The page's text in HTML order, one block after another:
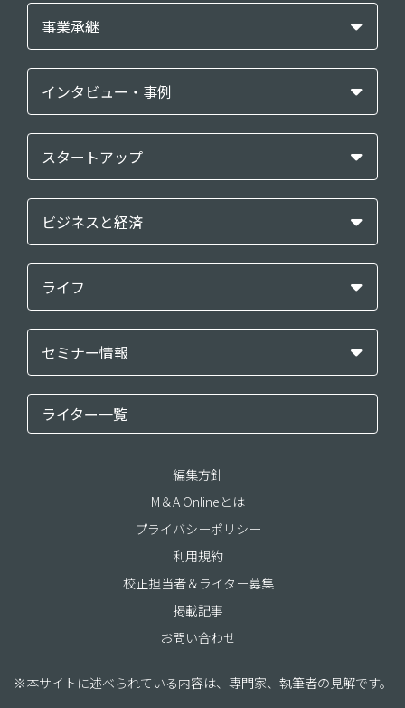
事業承継
インタビュー・事例
スタートアップ
ビジネスと経済
ライフ
セミナー情報
ライター一覧
編集方針
M＆A Onlineとは
プライバシーポリシー
利用規約
校正担当者＆ライター募集
掲載記事
お問い合わせ
※本サイトに述べられている内容は、専門家、執筆者の見解です。